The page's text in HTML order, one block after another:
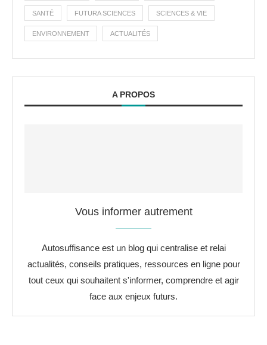
SANTÉ FUTURA SCIENCES SCIENCES & VIE
ENVIRONNEMENT ACTUALITÉS
A PROPOS
Vous informer autrement
Autosuffisance est un blog qui centralise et relai
actualités, conseils pratiques, ressources en ligne pour
tout ceux qui souhaitent s'informer, comprendre et agir
face aux enjeux futurs.